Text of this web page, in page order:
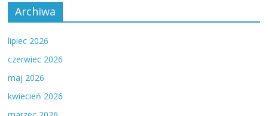
Archiwa
lipiec 2026
czerwiec 2026
maj 2026
kwiecień 2026